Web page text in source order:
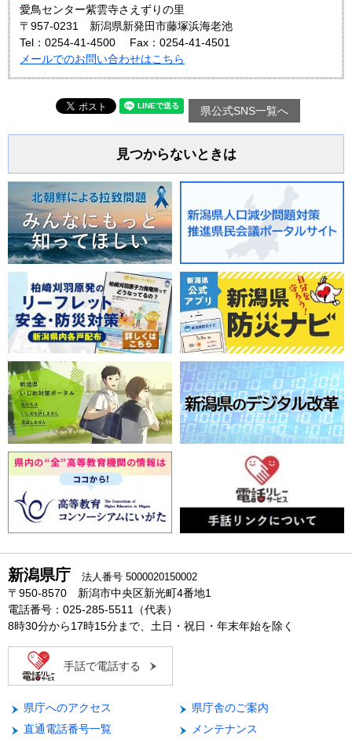
愛鳥センター紫雲寺さえずりの里
〒957-0231 新潟県新発田市藤塚浜海老池
Tel：0254-41-4500
Fax：0254-41-4501
メールでのお問い合わせはこちら
県公式SNS一覧へ
見つからないときは
新潟県庁 法人番号 5000020150002
〒950-8570 新潟市中央区新光町4番地1
電話番号：025-285-5511（代表）
8時30分から17時15分まで、土日・祝日・年末年始を除く
手話で電話する
県庁へのアクセス
県庁舎のご案内
直通電話番号一覧
メンテナンス